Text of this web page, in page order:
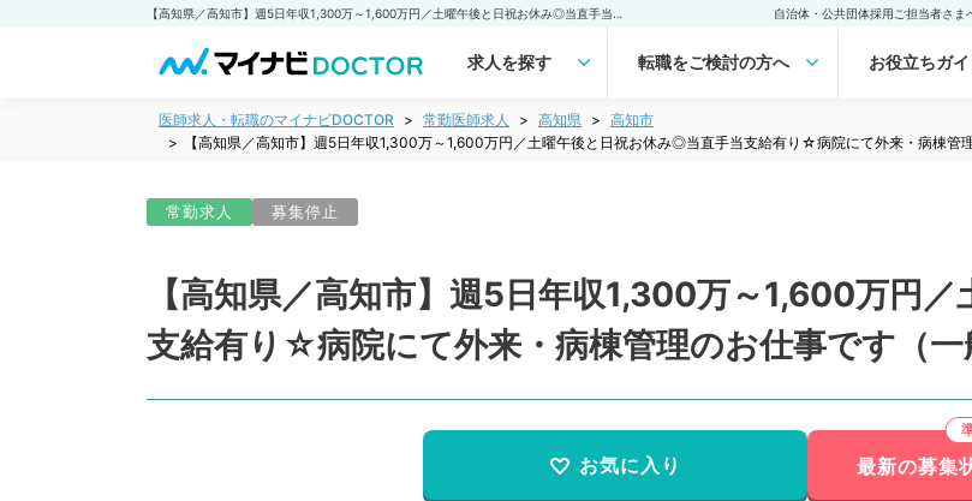
自治体・公共団体採用ご担当者さま
求人を探す 転職をご検討の方へ お役立ちガ
医師求人・転職のマイナビDOCTOR 常勤医師求人 高知県
高知市
【高知県／高知市】週5日年収1,300万～1,600万円／土曜午後と日祝お休み◎当直手当支給有り☆病院にて外来・病棟管
常勤求人 募集停止
【高知県／高知市】週5日年収1,300万～1,600万円
支給有り☆病院にて外来・病棟管理のお仕事です（一
お気に入り 最新の募集